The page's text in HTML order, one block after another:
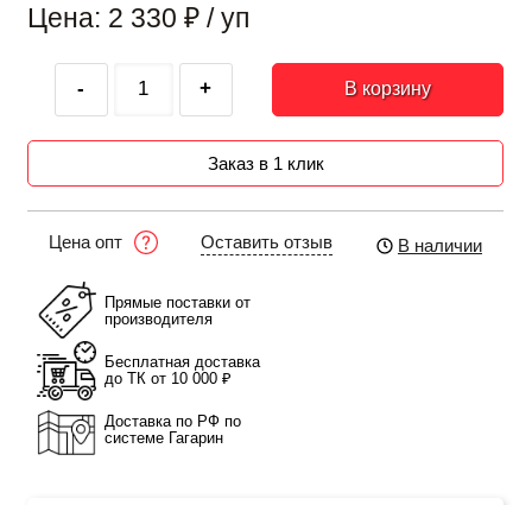
Цена: 2 330 ₽ / уп
- + В корзину
Заказ в 1 клик
Цена опт Оставить отзыв В наличии
Прямые поставки от
производителя
Бесплатная доставка
до ТК от 10 000 ₽
Доставка по РФ по
системе Гагарин